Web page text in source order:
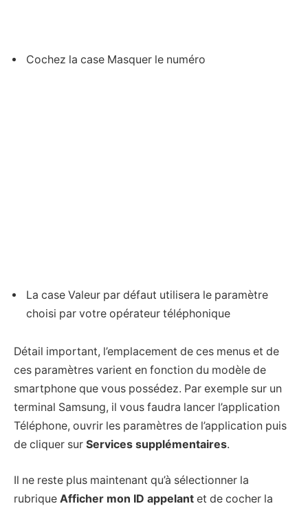
Cochez la case Masquer le numéro
La case Valeur par défaut utilisera le paramètre
choisi par votre opérateur téléphonique
Détail important, l’emplacement de ces menus et de
ces paramètres varient en fonction du modèle de
smartphone que vous possédez. Par exemple sur un
terminal Samsung, il vous faudra lancer l’application
Téléphone, ouvrir les paramètres de l’application puis
de cliquer sur Services supplémentaires.
Il ne reste plus maintenant qu’à sélectionner la
rubrique Afficher mon ID appelant et de cocher la